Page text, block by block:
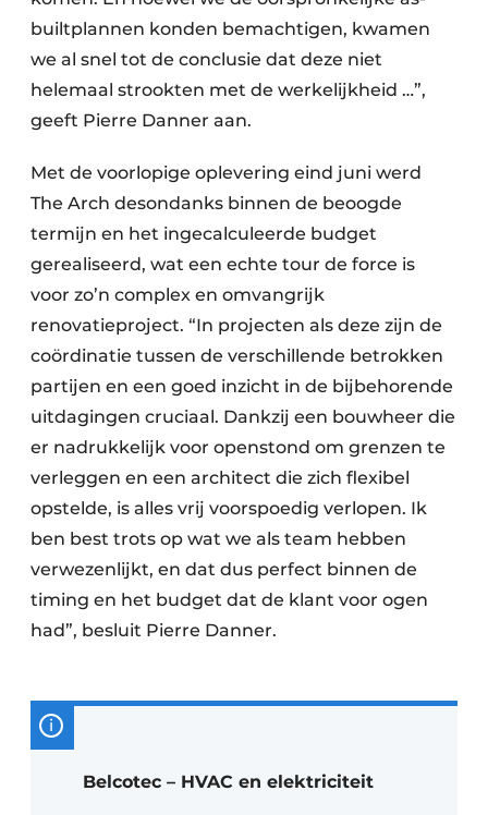
builtplannen konden bemachtigen, kwamen
we al snel tot de conclusie dat deze niet
helemaal strookten met de werkelijkheid …”,
geeft Pierre Danner aan.
Met de voorlopige oplevering eind juni werd
The Arch desondanks binnen de beoogde
termijn en het ingecalculeerde budget
gerealiseerd, wat een echte tour de force is
voor zo’n complex en omvangrijk
renovatieproject. “In projecten als deze zijn de
coördinatie tussen de verschillende betrokken
partijen en een goed inzicht in de bijbehorende
uitdagingen cruciaal. Dankzij een bouwheer die
er nadrukkelijk voor openstond om grenzen te
verleggen en een architect die zich flexibel
opstelde, is alles vrij voorspoedig verlopen. Ik
ben best trots op wat we als team hebben
verwezenlijkt, en dat dus perfect binnen de
timing en het budget dat de klant voor ogen
had”, besluit Pierre Danner.
Belcotec – HVAC en elektriciteit